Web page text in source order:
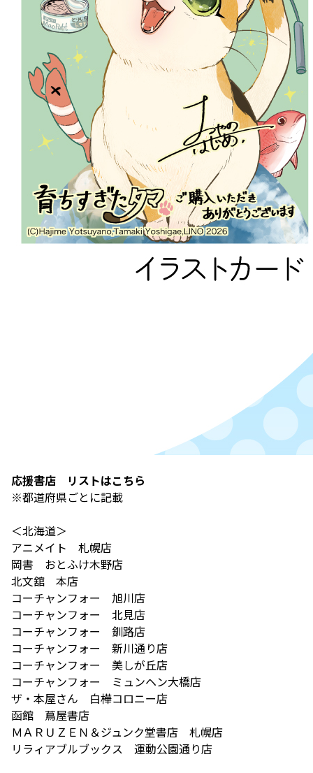
応援書店 リストはこちら
※都道府県ごとに記載
＜北海道＞
アニメイト 札幌店
岡書 おとふけ木野店
北文舘 本店
コーチャンフォー 旭川店
コーチャンフォー 北見店
コーチャンフォー 釧路店
コーチャンフォー 新川通り店
コーチャンフォー 美しが丘店
コーチャンフォー ミュンヘン大橋店
ザ・本屋さん 白樺コロニー店
函館 蔦屋書店
ＭＡＲＵＺＥＮ＆ジュンク堂書店 札幌店
リラィアブルブックス 運動公園通り店